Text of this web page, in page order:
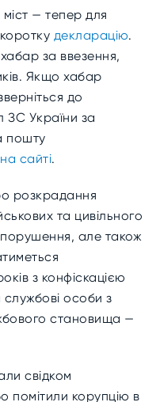
— тепер для
декларацію.
за ввезення,
Якщо хабар
до
ЗС України за
пошту
на сайті.
розкрадання
та цивільного
але також
з конфіскацією
особи з
становища —
свідком
помітили корупцію в